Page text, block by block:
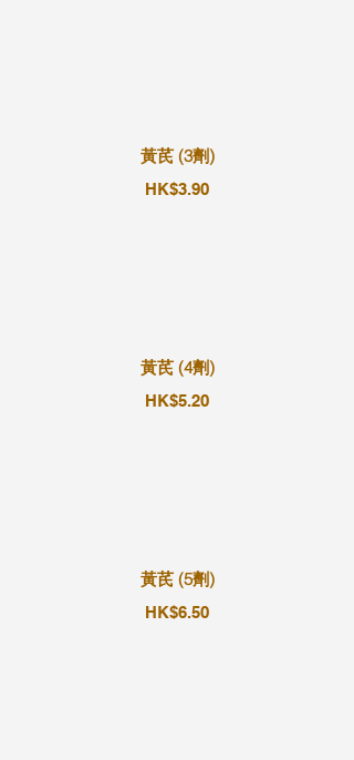
黃芪 (3劑)
HK$3.90
黃芪 (4劑)
HK$5.20
黃芪 (5劑)
HK$6.50